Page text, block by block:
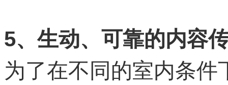
5、生动、可靠的内容
为了在不同的室内条